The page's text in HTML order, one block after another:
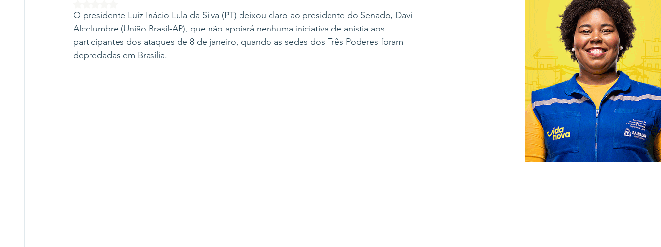
O presidente Luiz Inácio Lula da Silva (PT) deixou claro ao presidente do Senado, Davi
Alcolumbre (União Brasil-AP), que não apoiará nenhuma iniciativa de anistia aos
participantes dos ataques de 8 de janeiro, quando as sedes dos Três Poderes foram
depredadas em Brasília.